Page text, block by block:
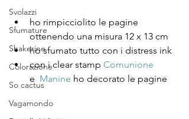
Svolazzi
Sfumature
Shakerine
Colorazione
So cactus
Vagamondo
ho rimpicciolito le pagine
ottenendo una misura 12 x 13 cm
ho sfumato tutto con i distress ink
con i clear stamp Comunione
e Manine ho decorato le pagine